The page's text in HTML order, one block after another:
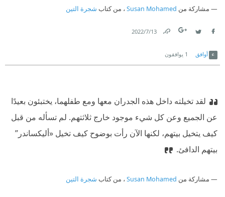
متزايد، فالمشاهد التي تقتحم عقلنا الباطن هي مشاهد مرعبة».
مشاركة من Susan Mohamed ، من كتاب شجرة التين
13‏/7‏/2022
أوافق 1 يوافقون
لقد تخيلته داخل هذه الجدران معها ومع طفلهما، يختبئون بعيدًا
عن الجميع وعن كل شيء موجود خارج ثلاثتهم. لم تسأله من قبل
كيف يتخيل بيتهم، لكنها الآن رأت بوضوح كيف تخيل «أليكساندر”
بيتهم الدافئ.
مشاركة من Susan Mohamed ، من كتاب شجرة التين